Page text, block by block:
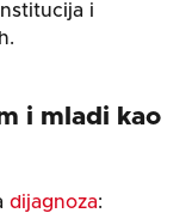
i
i mladi kao
dijagnoza: